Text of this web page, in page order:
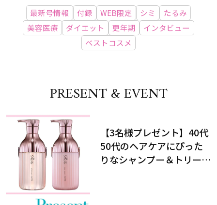
最新号情報 付録 WEB限定 シミ
たるみ
美容医療
ダイエット 更年期
インタビュー
ベストコスメ
PRESENT & EVENT
【3名様プレゼント】40代
50代のヘアケアにぴった
りなシャンプー＆トリート